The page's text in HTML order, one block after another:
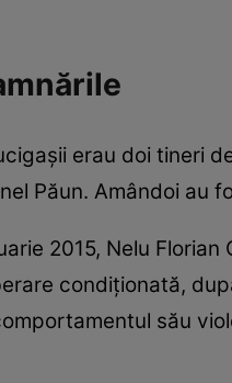
erau doi tineri
Păun. Amândoi au
2015, Nelu
condiționată,
său